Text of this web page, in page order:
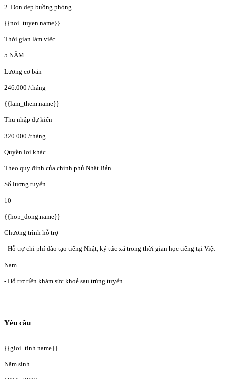
2. Dọn dẹp buồng phòng.
{{noi_tuyen.name}}
Thời gian làm việc
5 NĂM
Lương cơ bản
246.000 /tháng
{{lam_them.name}}
Thu nhập dự kiến
320.000 /tháng
Quyền lợi khác
Theo quy định của chính phủ Nhật Bản
Số lượng tuyển
10
{{hop_dong.name}}
Chương trình hỗ trợ
- Hỗ trợ chi phí đào tạo tiếng Nhật, ký túc xá trong thời gian học tiếng tại Việt
Nam.
- Hỗ trợ tiền khám sức khoẻ sau trúng tuyển.
Yêu cầu
{{gioi_tinh.name}}
Năm sinh